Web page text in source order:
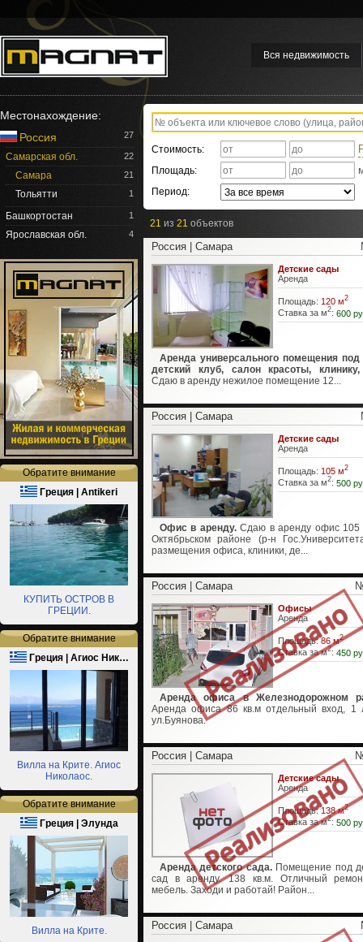
Вся недвижимость
Местонахождение:
Россия
27
Самарская обл. 22
Самара 21
Тольятти 1
Башкортостан 1
Ярославская обл. 4
Обратите внимание
Греция | Antikeri
КУПИТЬ ОСТРОВ В
ГРЕЦИИ.
Обратите внимание
Греция | Агиос Ник…
Вилла на Крите. Агиос
Николаос.
Обратите внимание
Греция | Элунда
Вилла на Крите.
Стоимость:
Площадь:
Период:
21 из 21 объектов
Россия | Самара
Детские сады
Аренда
Площадь: 120 м2
Ставка за м2: 600
Аренда универсального помещения
детский клуб, салон красоты,
Сдаю в аренду нежилое помещение 12...
Россия | Самара
Детские сады
Аренда
Площадь: 105 м2
Ставка за м2: 500
Офис в аренду.Сдаю в аренду офис 105
Октябрьском районе (р-н
размещения офиса, клиники, де...
Россия | Самара
Офисы
Аренда
Площадь:86 м2
Ставка за м2: 450
Аренда офиса в Железнодорожном
Аренда офиса 86 кв.м отдельный вход, 1
ул.Буянова.
Россия | Самара
Детские сады
Аренда
Площадь:138 м2
Ставка за м2: 500
Аренда детского сада.Помещение под
сад в аренду. 138 кв.м. Отличный
мебель. Заходи и работай! Район...
Россия | Самара